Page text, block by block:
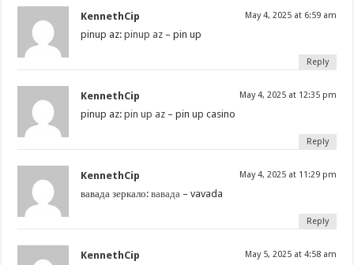
KennethCip May 4, 2025 at 6:59 am
pinup az:pinup az – pin up
Reply
KennethCip May 4, 2025 at 12:35 pm
pinup az:pin up az – pin up casino
Reply
KennethCip May 4, 2025 at 11:29 pm
вавада зеркало:вавада – vavada
Reply
KennethCip May 5, 2025 at 4:58 am